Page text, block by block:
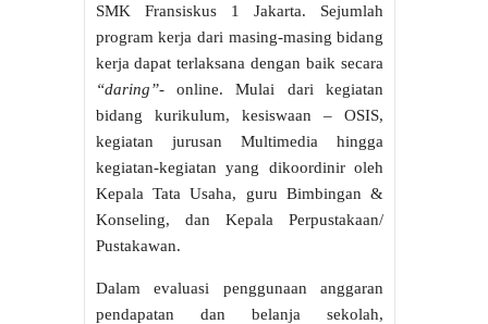
SMK Fransiskus 1 Jakarta. Sejumlah
program kerja dari masing-masing bidang
kerja dapat terlaksana dengan baik secara
“daring”-online. Mulai dari kegiatan
bidang kurikulum, kesiswaan – OSIS,
kegiatan jurusan Multimedia hingga
kegiatan-kegiatan yang dikoordinir oleh
Kepala Tata Usaha, guru Bimbingan &
Konseling, dan Kepala Perpustakaan/
Pustakawan.
Dalam evaluasi penggunaan anggaran
pendapatan dan belanja sekolah,